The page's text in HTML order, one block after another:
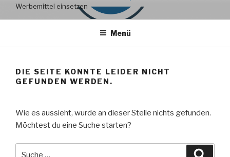
Werbemittel einsetzen
Menü
DIE SEITE KONNTE LEIDER NICHT
GEFUNDEN WERDEN.
Wie es aussieht, wurde an dieser Stelle nichts gefunden.
Möchtest du eine Suche starten?